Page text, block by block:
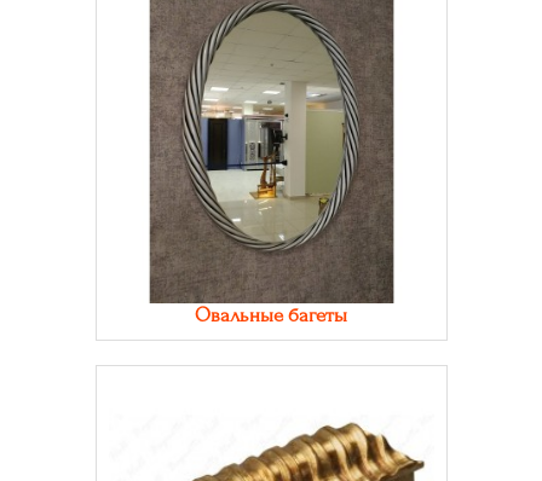
Овальные багеты